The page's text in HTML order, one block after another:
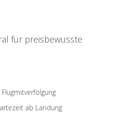
für preisbewusste
ab Landung